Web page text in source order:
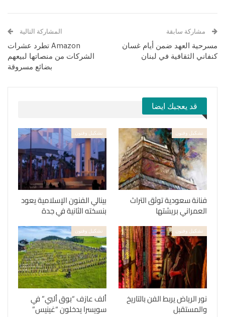
مشاركة سابقة
مسرحية العهد ضمن أيام غسان
كنفاني الثقافية في لبنان
المشاركة التالية
Amazon تطرد عشرات
الشركات من منصاتها لبيعهم
بضائع مسروقة
قد يعجبك ايضا
تشكيل وفنون
فنانة سعودية توثق التراث
العمراني بريشتها
تشكيل وفنون
بينالي الفنون الإسلامية يعود
بنسخته الثانية في جدة
تشكيل وفنون
نور الرياض يربط الفن بالتاريخ
والمستقبل
تشكيل وفنون
ألف عازف “بوق ألبي” في
سويسرا يدخلون “غينيس”